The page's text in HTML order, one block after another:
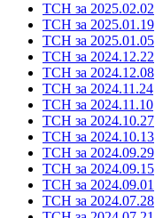
ТСН за 2025.02.02
ТСН за 2025.01.19
ТСН за 2025.01.05
ТСН за 2024.12.22
ТСН за 2024.12.08
ТСН за 2024.11.24
ТСН за 2024.11.10
ТСН за 2024.10.27
ТСН за 2024.10.13
ТСН за 2024.09.29
ТСН за 2024.09.15
ТСН за 2024.09.01
ТСН за 2024.07.28